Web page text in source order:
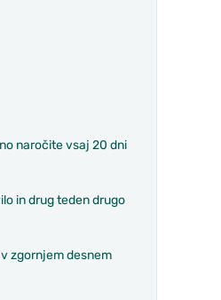
naročite vsaj 20 dni
in drug teden drugo
zgornjem desnem